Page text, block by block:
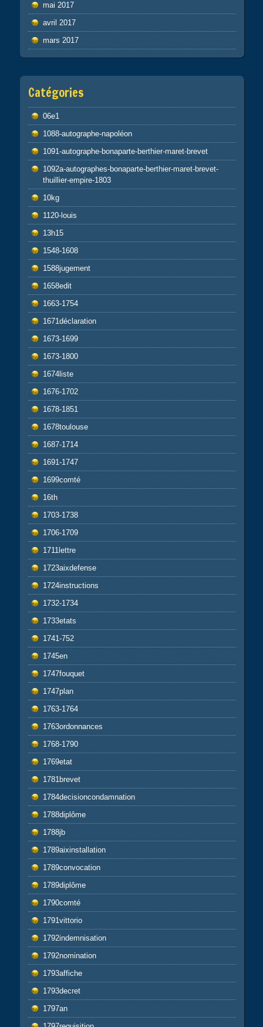
mai 2017
avril 2017
mars 2017
Catégories
06e1
1088-autographe-napoléon
1091-autographe-bonaparte-berthier-maret-brevet
1092a-autographes-bonaparte-berthier-maret-brevet-
thuillier-empire-1803
10kg
1120-louis
13h15
1548-1608
1588jugement
1658edit
1663-1754
1671déclaration
1673-1699
1673-1800
1674liste
1676-1702
1678-1851
1678toulouse
1687-1714
1691-1747
1699comté
16th
1703-1738
1706-1709
1711lettre
1723aixdefense
1724instructions
1732-1734
1733etats
1741-752
1745en
1747fouquet
1747plan
1763-1764
1763ordonnances
1768-1790
1769etat
1781brevet
1784decisioncondamnation
1788diplôme
1788jb
1789aixinstallation
1789convocation
1789diplôme
1790comté
1791vittorio
1792indemnisation
1792nomination
1793affiche
1793decret
1797an